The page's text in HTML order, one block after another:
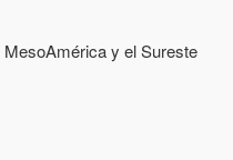
y el Sureste